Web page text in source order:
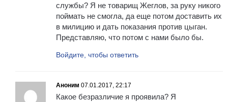
службы? Я не товарищ Жеглов, за руку никого
поймать не смогла, да еще потом доставить их
в милицию и дать показания против цыган.
Представляю, что потом с нами было бы.
Войдите, чтобы ответить
Аноним 07.01.2017, 22:17
Какое безразличие я проявила? Я